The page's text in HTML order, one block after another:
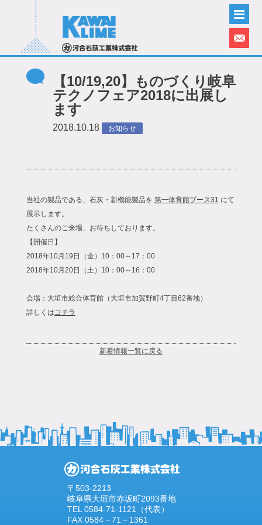
【10/19,20】ものづくり岐阜
テクノフェア2018に出展し
ます
2018.10.18 お知らせ
当社の製品である、石灰・新機能製品を 第一体育館ブース31 にて
展示します。
たくさんのご来場、お待ちしております。
【開催日】
2018年10月19日（金）10：00～17：00
2018年10月20日（土）10：00～16：00
会場：大垣市総合体育館（大垣市加賀野町4丁目62番地）
詳しくはコチラ
新着情報一覧に戻る
〒503-2213
岐阜県大垣市赤坂町2093番地
TEL 0584-71-1121（代表）
FAX 0584－71－1361